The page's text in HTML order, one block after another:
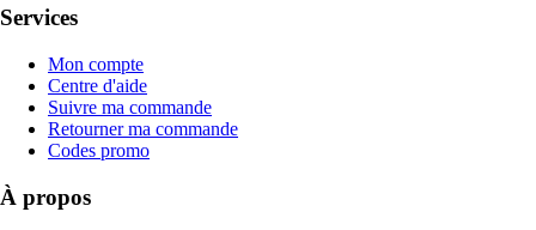
Services
Mon compte
Centre d'aide
Suivre ma commande
Retourner ma commande
Codes promo
À propos